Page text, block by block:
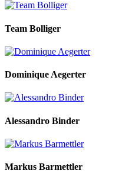
Team Bolliger
Dominique Aegerter
Alessandro Binder
Markus Barmettler